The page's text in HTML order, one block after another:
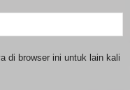
di browser ini untuk lain kali